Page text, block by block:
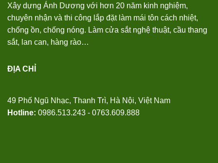
Xây dựng Ánh Dương với hơn 20 năm kinh nghiệm,
chuyên nhận và thi công lắp đặt làm mái tôn cách nhiệt,
chống ồn, chống nóng. Làm cửa sắt nghệ thuật, cầu thang
sắt, lan can, hàng rào…
ĐỊA CHỈ
49 Phố Ngũ Nhạc, Thanh Trì, Hà Nội, Việt Nam
Hotline: 0986.513.243 - 0763.609.888